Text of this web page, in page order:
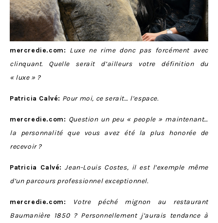
mercredie.com: Luxe ne rime donc pas forcément avec
clinquant. Quelle serait d’ailleurs votre définition du
« luxe » ?
Patricia Calvé: Pour moi, ce serait… l’espace.
mercredie.com: Question un peu « people » maintenant…
la personnalité que vous avez été la plus honorée de
recevoir ?
Patricia Calvé: Jean-Louis Costes, il est l’exemple même
d’un parcours professionnel exceptionnel.
mercredie.com:
Votre péché mignon au restaurant
Baumanière 1850 ? Personnellement j’aurais tendance à